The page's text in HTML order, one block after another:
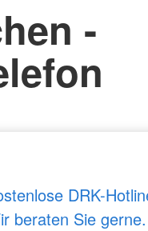
-
DRK-
beraten Sie gerne.